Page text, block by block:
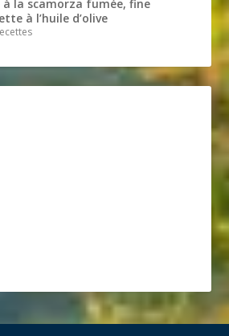
à la scamorza fumée, fine
à l’huile d’olive